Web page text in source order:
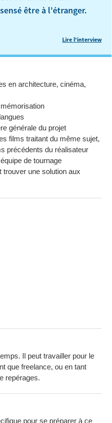
être à l’étranger.
Lire l'interview
en architecture, cinéma,
générale du projet
films traitant du même sujet,
précédents du réalisateur
de tournage
trouver une solution aux
Il peut travailler pour le
que freelance, ou en tant
repérages.
pour se préparer à ce